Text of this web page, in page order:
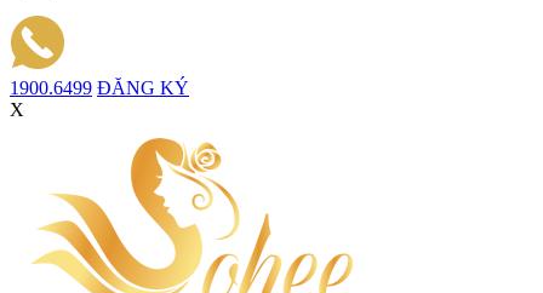
1900.6499 ĐĂNG KÝ
X